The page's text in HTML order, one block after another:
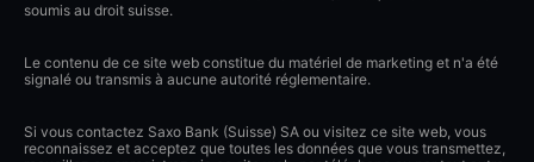
soumis au droit suisse.
Le contenu de ce site web constitue du matériel de marketing et n'a été
signalé ou transmis à aucune autorité réglementaire.
Si vous contactez Saxo Bank (Suisse) SA ou visitez ce site web, vous
reconnaissez et acceptez que toutes les données que vous transmettez,